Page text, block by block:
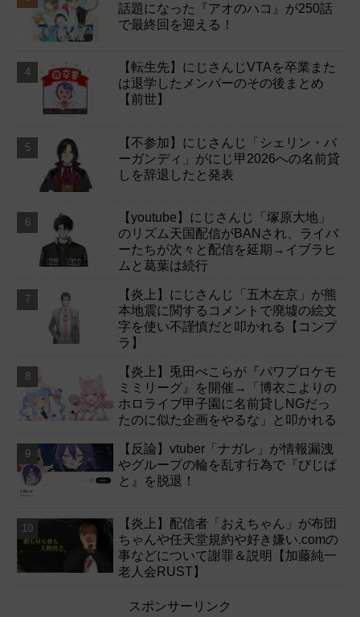
話題になった『アオのハコ』が250話
で最終回を迎える！
【転生先】にじさんじVTAを卒業また
は退学したメンバーのその後まとめ
【前世】
【不参加】にじさんじ「シェリン・バ
ーガンディ」がにじ甲2026への名前貸
しを辞退したと発表
【youtube】にじさんじ「塚原大地」
のリズム天国配信がBANされ、ライバ
ーたちが次々と配信を延期→イブラヒ
ムと葛葉は続行
【炎上】にじさんじ「五木左京」が熊
本地震に関するコメントで廃墟の絵文
字を使い不謹慎だと叩かれる【コンプ
ラ】
【炎上】兎田ぺこらが『パワプロケモ
ミミリーグ』を開催→「博衣こよりの
ホロライブ甲子園に名前貸しNGだっ
たのに似た企画をやるな」と叩かれる
【反論】vtuber「ナガレ」が情報漏洩
やグループの輪を乱す行為で『びじぱ
と』を脱退！
【炎上】配信者「おえちゃん」が布団
ちゃんや任天堂規約や好き嫌い.comの
事などについて謝罪＆説明【加藤純一
老人会RUST】
スポンサーリンク